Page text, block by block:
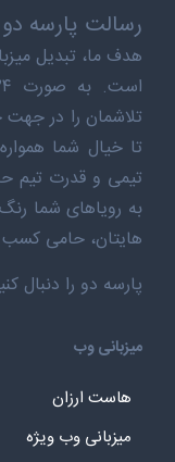
رسالت پارسه دو
هدف ما، تبدیل
تلاشمان را در جهت
تا خیال شما
تیمی و قدرت تیم
به رویاهای شما
هایتان، حامی کسب
پارسه دو را دنبال
میزبانی وب
هاست ارزان
میزبانی وب ویژه